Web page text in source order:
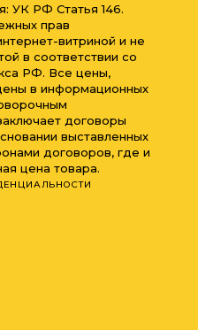
УК РФ Статья 146.
прав
витриной и не
в соответствии со
РФ. Все цены,
в информационных
договоры
выставленных
договоров, где и
цена товара.